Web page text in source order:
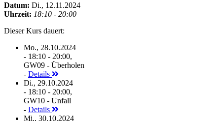
Datum: Di., 12.11.2024
Uhrzeit: 18:10 - 20:00
Dieser Kurs dauert:
Mo., 28.10.2024
- 18:10 - 20:00,
GW09 - Überholen
- Details
Di., 29.10.2024
- 18:10 - 20:00,
GW10 - Unfall
- Details
Mi., 30.10.2024